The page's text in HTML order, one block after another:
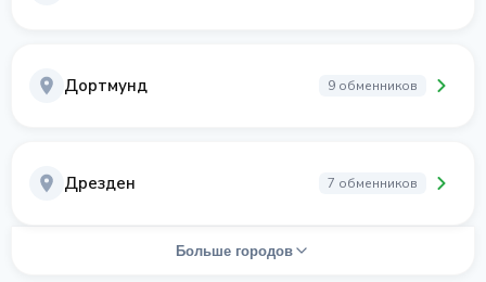
Дортмунд 9 обменников
Дрезден 7 обменников
Больше городов